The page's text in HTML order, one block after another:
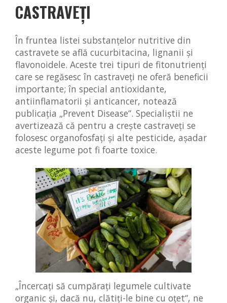
CASTRAVEȚI
În fruntea listei substanţelor nutritive din
castravete se află cucurbitacina, lignanii şi
flavonoidele. Aceste trei tipuri de fitonutrienţi
care se regăsesc în castraveţi ne oferă beneficii
importante; în special antioxidante,
antiinflamatorii şi anticancer, notează
publicaţia „Prevent Disease“. Specialiştii ne
avertizează că pentru a creşte castraveţi se
folosesc organofosfaţi şi alte pesticide, aşadar
aceste legume pot fi foarte toxice.
„Încercaţi să cumpăraţi legumele cultivate
organic şi, dacă nu, clătiţi-le bine cu oţet“, ne